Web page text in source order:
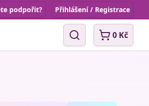
podpořit? Přihlášení / Registrace
Vyhledávání0 Kč